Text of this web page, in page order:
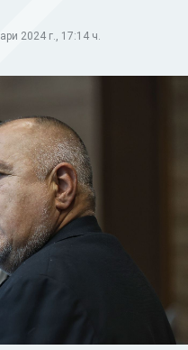
2024 г., 17:14 ч.